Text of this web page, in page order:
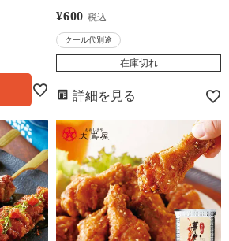
代別＞ さらしくじら おばけ お
味噌付き
¥600 税込
クール代別途
在庫切れ
詳細を見る